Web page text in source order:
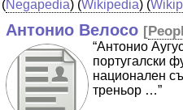
(Negapedia) (Wikipedia) (
Антонио Велосо [
“Антонио
португалски
национален
треньор …”